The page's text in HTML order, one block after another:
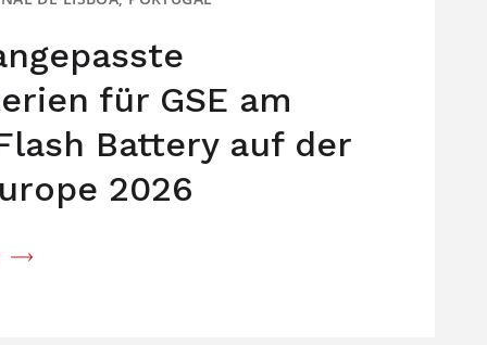
für GSE am
Battery auf der
2026